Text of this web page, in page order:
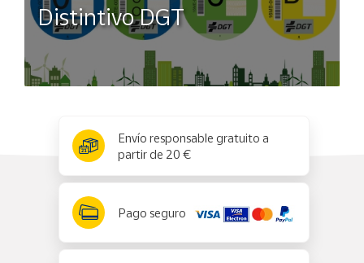
Distintivo DGT
Envío responsable gratuito a
partir de 20 €
Pago seguro